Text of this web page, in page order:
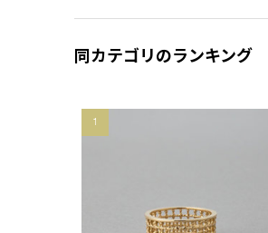
同カテゴリのランキング
1